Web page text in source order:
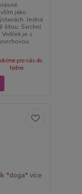
jako
Jedná
šitou. Svrchní
Vnitřek je z
pro vás do
týdne